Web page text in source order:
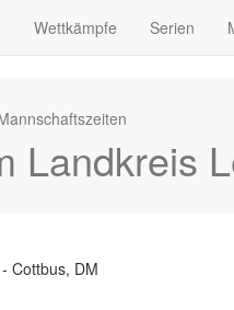
Wettkämpfe Serien
Landkreis
Cottbus, DM